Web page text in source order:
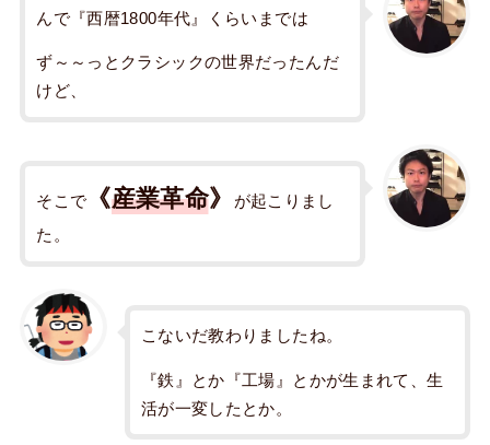
んで『西暦1800年代』くらいまでは
ず～～っとクラシックの世界だったんだ
けど、
そこで 《産業革命》
が起こりまし
た。
こないだ教わりましたね。
『鉄』とか『工場』とかが生まれて、生
活が一変したとか。